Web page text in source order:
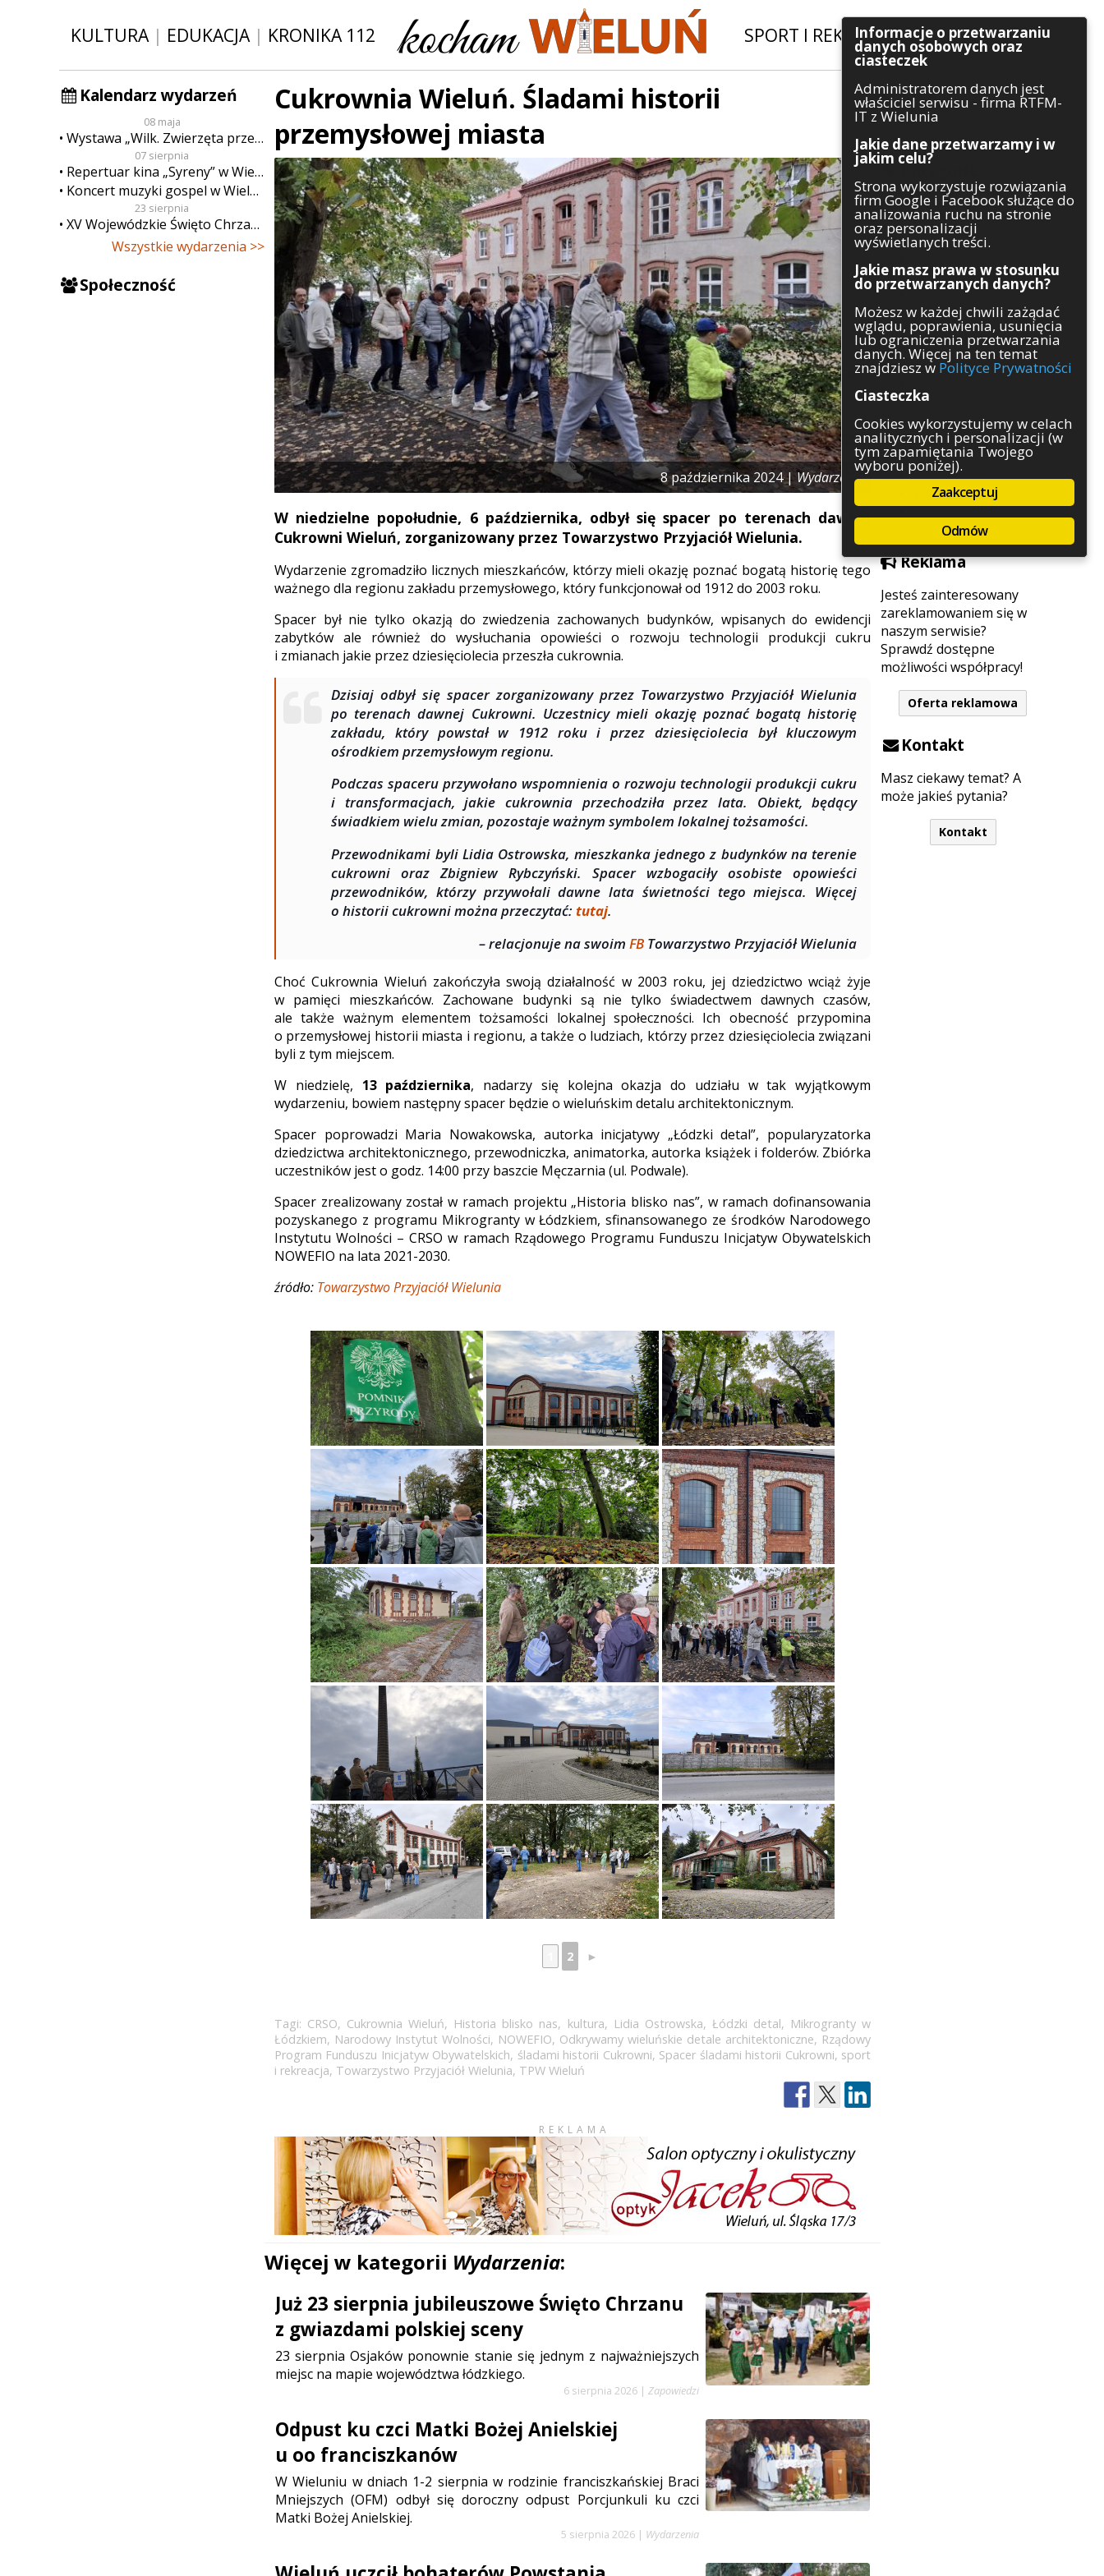
KULTURA| EDUKACJA| KRONIKA 112 SPORT I REKREACJA|INWESTYCJE
Kalendarz wydarzeń
08 maja
Wystawa „Wilk. Zwierzęta przeklęte”
07 sierpnia
Repertuar kina „Syreny” w Wieluniu w dn. od 7 do 13 sierpnia
Koncert muzyki gospel w Wieluniu
23 sierpnia
XV Wojewódzkie Święto Chrzanu
Wszystkie wydarzenia >>
Społeczność
Szukaj
Kategorie
Architektura
Gospodarka
Handel
Komunikaty
Kultura
Polityka
Pozostałe
Psychologia
Rolnictwo
Służby
Sport
Środowisko
Szkolnictwo
Wydarzenia
Zapowiedzi
Zdrowie
Reklama
Jesteś zainteresowany
zareklamowaniem się w
naszym serwisie?
Sprawdź dostępne
możliwości współpracy!
Oferta reklamowa
Kontakt
Masz ciekawy temat? A
może jakieś pytania?
Kontakt
Cukrownia Wieluń. Śladami historii
przemysłowej miasta
8 października 2024 |Wydarzenia
W niedzielne popołudnie, 6 października, odbył się spacer po terenach dawnej
Cukrowni Wieluń, zorganizowany przez Towarzystwo Przyjaciół Wielunia.
Wydarzenie zgromadziło licznych mieszkańców, którzy mieli okazję poznać bogatą historię tego
ważnego dla regionu zakładu przemysłowego, który funkcjonował od 1912 do 2003 roku.
Spacer był nie tylko okazją do zwiedzenia zachowanych budynków, wpisanych do ewidencji
zabytków ale również do wysłuchania opowieści o rozwoju technologii produkcji cukru
i zmianach jakie przez dziesięciolecia przeszła cukrownia.
Dzisiaj odbył się spacer zorganizowany przez Towarzystwo Przyjaciół Wielunia
po terenach dawnej Cukrowni. Uczestnicy mieli okazję poznać bogatą historię
zakładu, który powstał w 1912 roku i przez dziesięciolecia był kluczowym
ośrodkiem przemysłowym regionu.
Podczas spaceru przywołano wspomnienia o rozwoju technologii produkcji cukru
i transformacjach, jakie cukrownia przechodziła przez lata. Obiekt, będący
świadkiem wielu zmian, pozostaje ważnym symbolem lokalnej tożsamości.
Przewodnikami byli Lidia Ostrowska, mieszkanka jednego z budynków na terenie
cukrowni oraz Zbigniew Rybczyński. Spacer wzbogaciły osobiste opowieści
przewodników, którzy przywołali dawne lata świetności tego miejsca. Więcej
o historii cukrowni można przeczytać:tutaj.
– relacjonuje na swoimFB Towarzystwo Przyjaciół Wielunia
Choć Cukrownia Wieluń zakończyła swoją działalność w 2003 roku, jej dziedzictwo wciąż żyje
w pamięci mieszkańców. Zachowane budynki są nie tylko świadectwem dawnych czasów,
ale także ważnym elementem tożsamości lokalnej społeczności. Ich obecność przypomina
o przemysłowej historii miasta i regionu, a także o ludziach, którzy przez dziesięciolecia związani
byli z tym miejscem.
W niedzielę, 13 października, nadarzy się kolejna okazja do udziału w tak wyjątkowym
wydarzeniu, bowiem następny spacer będzie o wieluńskim detalu architektonicznym.
Spacer poprowadzi Maria Nowakowska, autorka inicjatywy „Łódzki detal”, popularyzatorka
dziedzictwa architektonicznego, przewodniczka, animatorka, autorka książek i folderów. Zbiórka
uczestników jest o godz. 14:00 przy baszcie Męczarnia (ul. Podwale).
Spacer zrealizowany został w ramach projektu „Historia blisko nas”, w ramach dofinansowania
pozyskanego z programu Mikrogranty w Łódzkiem, sfinansowanego ze środków Narodowego
Instytutu Wolności – CRSO w ramach Rządowego Programu Funduszu Inicjatyw Obywatelskich
NOWEFIO na lata 2021-2030.
źródło: Towarzystwo Przyjaciół Wielunia
2 ►
Tagi: CRSO, Cukrownia Wieluń, Historia blisko nas, kultura, Lidia Ostrowska, Łódzki detal, Mikrogranty w
Łódzkiem, Narodowy Instytut Wolności, NOWEFIO, Odkrywamy wieluńskie detale architektoniczne, Rządowy
Program Funduszu Inicjatyw Obywatelskich, śladami historii Cukrowni, Spacer śladami historii Cukrowni, sport
i rekreacja, Towarzystwo Przyjaciół Wielunia, TPW Wieluń
REKLAMA
Więcej w kategorii Wydarzenia:
Już 23 sierpnia jubileuszowe Święto Chrzanu
z gwiazdami polskiej sceny
23 sierpnia Osjaków ponownie stanie się jednym z najważniejszych
miejsc na mapie województwa łódzkiego.
6 sierpnia 2026 | Zapowiedzi
Odpust ku czci Matki Bożej Anielskiej
u oo franciszkanów
W Wieluniu w dniach 1-2 sierpnia w rodzinie franciszkańskiej Braci
Mniejszych (OFM) odbył się doroczny odpust Porcjunkuli ku czci
Matki Bożej Anielskiej.
5 sierpnia 2026 | Wydarzenia
Informacje o przetwarzaniu
danych osobowych oraz
ciasteczek
Administratorem danych jest
właściciel serwisu - firma RTFM-
IT z Wielunia
Jakie dane przetwarzamy i w
jakim celu?
Strona wykorzystuje rozwiązania
firm Google i Facebook służące do
analizowania ruchu na stronie
oraz personalizacji
wyświetlanych treści.
Jakie masz prawa w stosunku
do przetwarzanych danych?
Możesz w każdej chwili zażądać
wglądu, poprawienia, usunięcia
lub ograniczenia przetwarzania
danych. Więcej na ten temat
znajdziesz w Polityce Prywatności
Ciasteczka
Cookies wykorzystujemy w celach
analitycznych i personalizacji (w
tym zapamiętania Twojego
wyboru poniżej).
Zaakceptuj
Odmów